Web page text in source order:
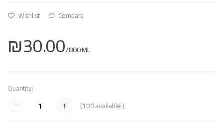
Wishlist Compare
₪30.00/800 ML
Quantity:
(100available )